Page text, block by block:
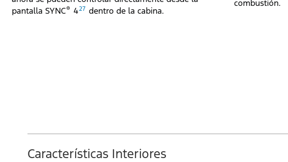
pantalla SYNC® 427 dentro de la cabina.
combustión.
Características Interiores